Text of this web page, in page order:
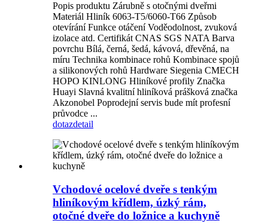
Popis produktu Zárubně s otočnými dveřmi
Materiál Hliník 6063-T5/6060-T66 Způsob
otevírání Funkce otáčení Voděodolnost, zvuková
izolace atd. Certifikát CNAS SGS NATA Barva
povrchu Bílá, černá, šedá, kávová, dřevěná, na
míru Technika kombinace rohů Kombinace spojů
a silikonových rohů Hardware Siegenia CMECH
HOPO KINLONG Hliníkové profily Značka
Huayi Slavná kvalitní hliníková prášková značka
Akzonobel Poprodejní servis bude mít profesní
průvodce ...
dotazdetail
Vchodové ocelové dveře s tenkým
hliníkovým křídlem, úzký rám,
otočné dveře do ložnice a kuchyně